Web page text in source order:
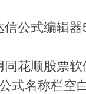
公式编辑
花顺股票
式名称栏空